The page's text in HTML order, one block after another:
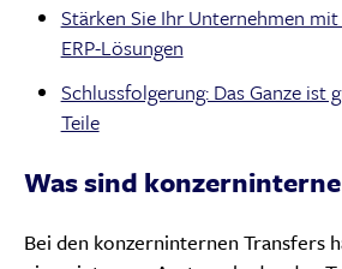
Stärken Sie Ihr Unternehmen
ERP-Lösungen
Schlussfolgerung: Das Ganze ist
Teile
Was sind
Bei den konzerninternen Transfers